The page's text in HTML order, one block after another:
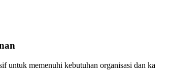
untuk memenuhi kebutuhan organisasi dan ka